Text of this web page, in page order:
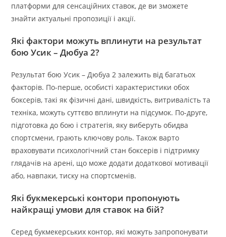
платформи для сенсаційних ставок, де ви зможете
знайти актуальні пропозиції і акції.
Які фактори можуть вплинути на результат
бою Усик – Дюбуа 2?
Результат бою Усик – Дюбуа 2 залежить від багатьох
факторів. По-перше, особисті характеристики обох
боксерів, такі як фізичні дані, швидкість, витривалість та
техніка, можуть суттєво вплинути на підсумок. По-друге,
підготовка до бою і стратегія, яку виберуть обидва
спортсмени, грають ключову роль. Також варто
враховувати психологічний стан боксерів і підтримку
глядачів на арені, що може додати додаткової мотивації
або, навпаки, тиску на спортсменів.
Які букмекерські контори пропонують
найкращі умови для ставок на бій?
Серед букмекерських контор, які можуть запропонувати